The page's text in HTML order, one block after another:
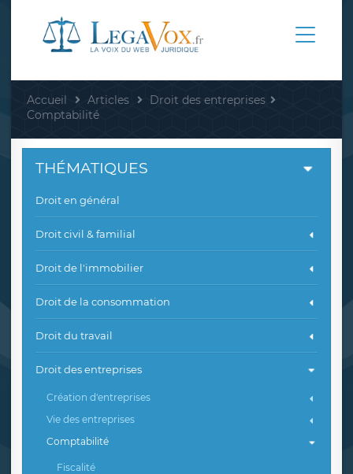
Accueil Articles
Droit des entreprises
Comptabilité
THÉMATIQUES
Droit en général
Droit civil & familial
Droit de l'immobilier
Droit de la consommation
Droit du travail
Droit des entreprises
Création d'entreprises
Vie des entreprises
Comptabilité
Fiscalité